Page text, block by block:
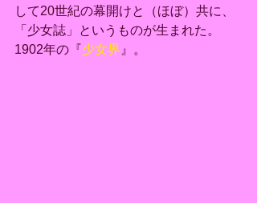
して20世紀の幕開けと（ほぼ）共に、
「少女誌」というものが生まれた。
1902年の『 少女界』。